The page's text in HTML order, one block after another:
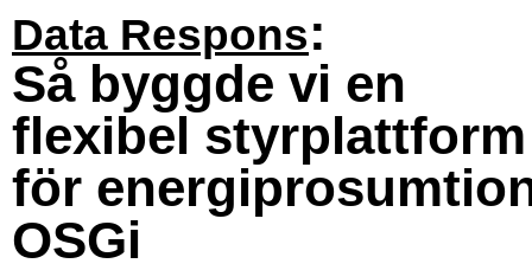
Data Respons:
Så byggde vi en
flexibel styrplattform
för
OSGi